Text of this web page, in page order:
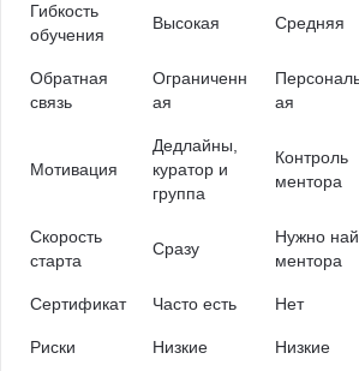
Гибкость
обучения
Высокая Средняя
Обратная
связь
Ограниченн
ая
ая
Мотивация
Дедлайны,
куратор и
группа
Контроль
ментора
Скорость
старта
Сразу
Нужно
ментора
Сертификат Часто есть Нет
Риски Низкие Низкие